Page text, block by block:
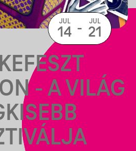
- A VILÁG
JUL
14 - JUL
21